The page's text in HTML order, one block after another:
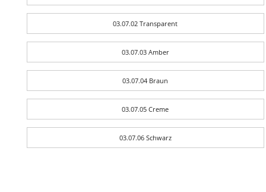
03.07.02 Transparent
03.07.03 Amber
03.07.04 Braun
03.07.05 Creme
03.07.06 Schwarz